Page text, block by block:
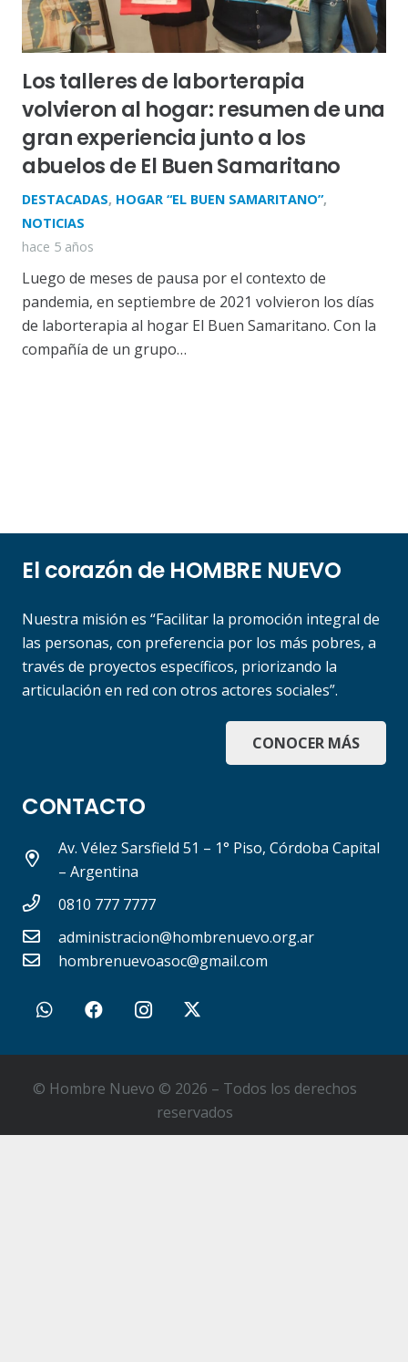
Los talleres de laborterapia
volvieron al hogar: resumen de una
gran experiencia junto a los
abuelos de El Buen Samaritano
DESTACADAS, HOGAR “EL BUEN SAMARITANO”,
NOTICIAS
hace 5 años
Luego de meses de pausa por el contexto de
pandemia, en septiembre de 2021 volvieron los días
de laborterapia al hogar El Buen Samaritano. Con la
compañía de un grupo…
El corazón de HOMBRE NUEVO
Nuestra misión es “Facilitar la promoción integral de
las personas, con preferencia por los más pobres, a
través de proyectos específicos, priorizando la
articulación en red con otros actores sociales”.
CONOCER MÁS
CONTACTO
Av. Vélez Sarsfield 51 – 1° Piso, Córdoba Capital
– Argentina
0810 777 7777
administracion@hombrenuevo.org.ar
hombrenuevoasoc@gmail.com
© Hombre Nuevo © 2026 – Todos los derechos
reservados